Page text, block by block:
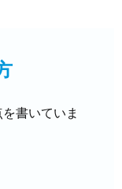
書いていま